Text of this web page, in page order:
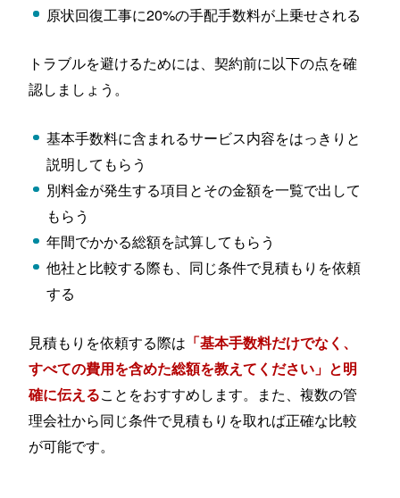
原状回復工事に20%の手配手数料が上乗せされる
トラブルを避けるためには、契約前に以下の点を確
認しましょう。
基本手数料に含まれるサービス内容をはっきりと
説明してもらう
別料金が発生する項目とその金額を一覧で出して
もらう
年間でかかる総額を試算してもらう
他社と比較する際も、同じ条件で見積もりを依頼
する
見積もりを依頼する際は 「基本手数料だけでなく、
すべての費用を含めた総額を教えてください」と明
確に伝えることをおすすめします。また、複数の管
理会社から同じ条件で見積もりを取れば正確な比較
が可能です。